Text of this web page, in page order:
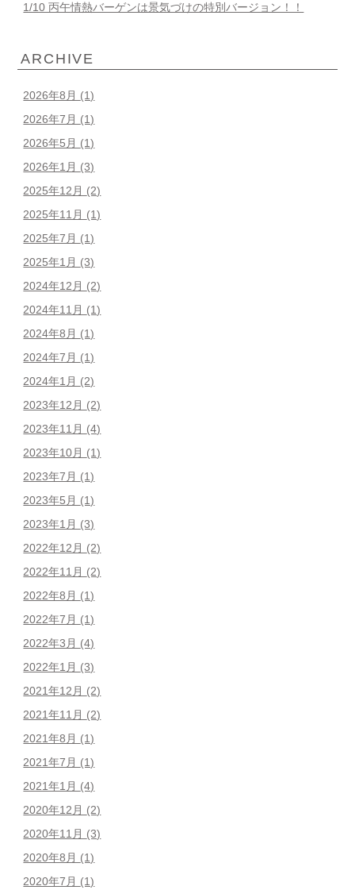
1/10 丙午情熱バーゲンは景気づけの特別バージョン！！
ARCHIVE
2026年8月 (1)
2026年7月 (1)
2026年5月 (1)
2026年1月 (3)
2025年12月 (2)
2025年11月 (1)
2025年7月 (1)
2025年1月 (3)
2024年12月 (2)
2024年11月 (1)
2024年8月 (1)
2024年7月 (1)
2024年1月 (2)
2023年12月 (2)
2023年11月 (4)
2023年10月 (1)
2023年7月 (1)
2023年5月 (1)
2023年1月 (3)
2022年12月 (2)
2022年11月 (2)
2022年8月 (1)
2022年7月 (1)
2022年3月 (4)
2022年1月 (3)
2021年12月 (2)
2021年11月 (2)
2021年8月 (1)
2021年7月 (1)
2021年1月 (4)
2020年12月 (2)
2020年11月 (3)
2020年8月 (1)
2020年7月 (1)